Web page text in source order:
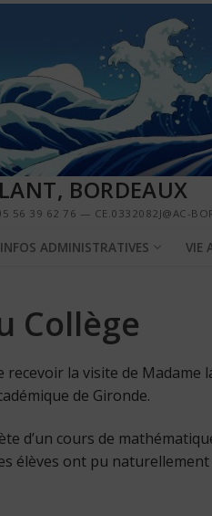
BORDEAUX
56 39 62 76 — CE.0332082J@AC-
INFOS ADMINISTRATIVES VIE
Collège
la visite de Madame
de Gironde.
d’un cours de
élèves ont pu